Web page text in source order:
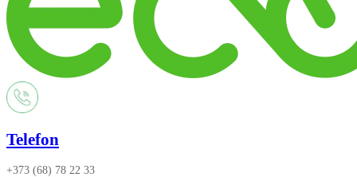
Telefon
+373 (68) 78 22 33